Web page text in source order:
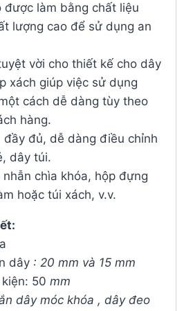
được làm bằng chất liệu
lượng cao để sử dụng an
vời cho thiết kế cho dây
xách giúp việc sử dụng
cách dễ dàng tùy theo
hàng.
đủ, dễ dàng điều chỉnh
dây túi.
chìa khóa, hộp đựng
hoặc túi xách, v.v.
dây : 20 mm và 15 mm
50 mm
dây móc khóa , dây đeo